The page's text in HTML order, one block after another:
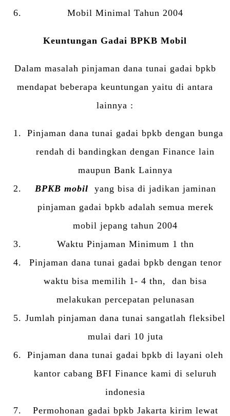
Mobil Minimal Tahun 2004
Keuntungan Gadai BPKB Mobil
Dalam masalah pinjaman dana tunai gadai bpkb
mendapat beberapa keuntungan yaitu di antara
lainnya :
Pinjaman dana tunai gadai bpkb dengan bunga
rendah di bandingkan dengan Finance lain
maupun Bank Lainnya
BPKB mobil
yang bisa di jadikan jaminan
pinjaman gadai bpkb adalah semua merek
mobil jepang tahun 2004
Waktu Pinjaman Minimum 1 thn
Pinjaman dana tunai gadai bpkb dengan tenor
waktu bisa memilih 1- 4 thn, dan bisa
melakukan percepatan pelunasan
Jumlah pinjaman dana tunai sangatlah fleksibel
mulai dari 10 juta
Pinjaman dana tunai gadai bpkb di layani oleh
kantor cabang BFI Finance kami di seluruh
indonesia
Permohonan gadai bpkb Jakarta kirim lewat